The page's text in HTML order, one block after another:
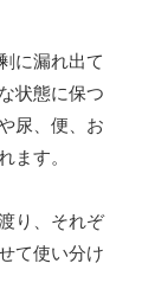
に漏れ出て
状態に保つ
尿、便、お
ます。
り、それぞ
て使い分け